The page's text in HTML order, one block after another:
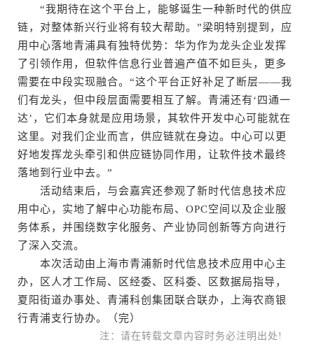
“我期待在这个平台上，能够诞生一种新时代的供应
链，对整体新兴行业将有较大帮助。”梁明特别提到，应
用中心落地青浦具有独特优势：华为作为龙头企业发挥
了引领作用，但软件信息行业普遍产值不如巨头，更多
需要在中段实现融合。“这个平台正好补足了断层——我
们有龙头，但中段层面需要相互了解。青浦还有‘四通一
达’，它们本身就是应用场景，其软件开发中心可能就在
这里。对我们企业而言，供应链就在身边。中心可以更
好地发挥龙头牵引和供应链协同作用，让软件技术最终
落地到行业中去。”
活动结束后，与会嘉宾还参观了新时代信息技术应
用中心，实地了解中心功能布局、OPC空间以及企业服
务体系，并围绕数字化服务、产业协同创新等方向进行
了深入交流。
本次活动由上海市青浦新时代信息技术应用中心主
办，区人才工作局、区经委、区科委、区数据局指导，
夏阳街道办事处、青浦科创集团联合联办，上海农商银
行青浦支行协办。（完）
注：请在转载文章内容时务必注明出处!